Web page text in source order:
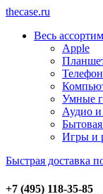
thecase.ru
Весь
Apple
Умные
Аудио и
Игры и
Быстрая доставка
+7 (495) 118-35-85